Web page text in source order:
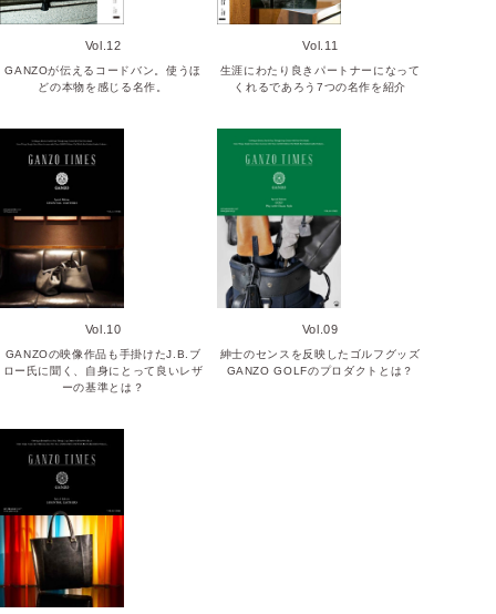
Vol.12
GANZOが伝えるコードバン。使うほ
どの本物を感じる名作。
Vol.11
生涯にわたり良きパートナーになって
くれるであろう7つの名作を紹介
Vol.10
GANZOの映像作品も手掛けたJ.B.ブ
ロー氏に聞く、自身にとって良いレザ
ーの基準とは？
Vol.09
紳士のセンスを反映したゴルフグッズ
GANZO GOLFのプロダクトとは？